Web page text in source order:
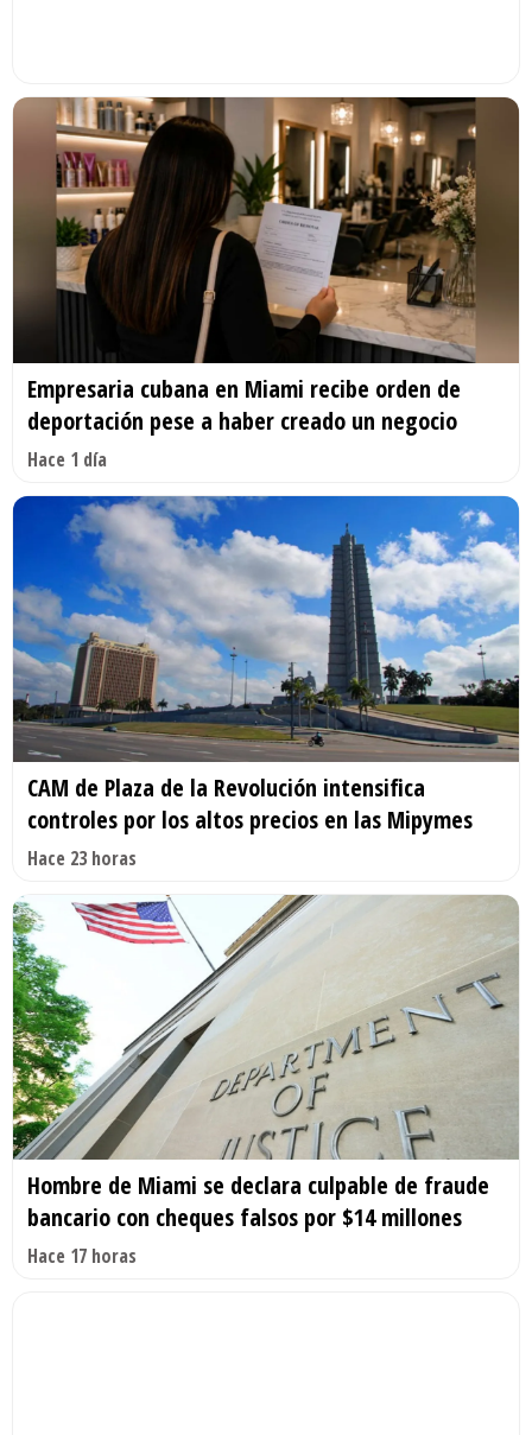
Empresaria cubana en Miami recibe orden de
deportación pese a haber creado un negocio
Hace 1 día
CAM de Plaza de la Revolución intensifica
controles por los altos precios en las Mipymes
Hace 23 horas
Hombre de Miami se declara culpable de fraude
bancario con cheques falsos por $14 millones
Hace 17 horas